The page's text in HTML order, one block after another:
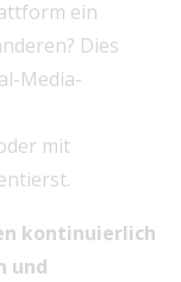
ein
Dies
Media-
mit
kontinuierlich
und